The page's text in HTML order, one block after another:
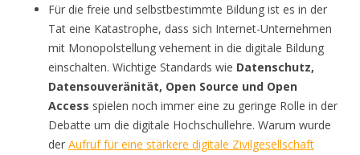
Für die freie und selbstbestimmte Bildung ist es in der
Tat eine Katastrophe, dass sich Internet-Unternehmen
mit Monopolstellung vehement in die digitale Bildung
einschalten. Wichtige Standards wie Datenschutz,
Datensouveränität, Open Source und Open
Access spielen noch immer eine zu geringe Rolle in der
Debatte um die digitale Hochschullehre. Warum wurde
der Aufruf für eine stärkere digitale Zivilgesellschaft